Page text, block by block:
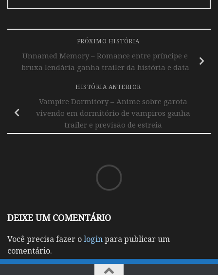
PRÓXIMO HISTÓRIA
Unnamed Memory – Romance entre príncipe e
bruxa lendária ganha trailer da história e data
HISTÓRIA ANTERIOR
Vampire Dormitory – Anime sobre garota
vivendo em dormitório de vampiros ganha
trailer e previsão de estreia
DEIXE UM COMENTÁRIO
Você precisa fazer ologinpara publicar um
comentário.